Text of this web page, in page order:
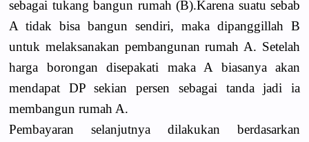
sebagai tukang bangun rumah (B).Karena suatu sebab
A tidak bisa bangun sendiri, maka dipanggillah B
untuk melaksanakan pembangunan rumah A. Setelah
harga borongan disepakati maka A biasanya akan
mendapat DP sekian persen sebagai tanda jadi ia
membangun rumah A.
Pembayaran selanjutnya dilakukan berdasarkan